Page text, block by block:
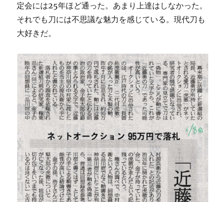
定会には25年ほど通った。あまり上達はしなかった。
それでも刀には不思議な魅力を感じている。現代刀も
大好きだ。